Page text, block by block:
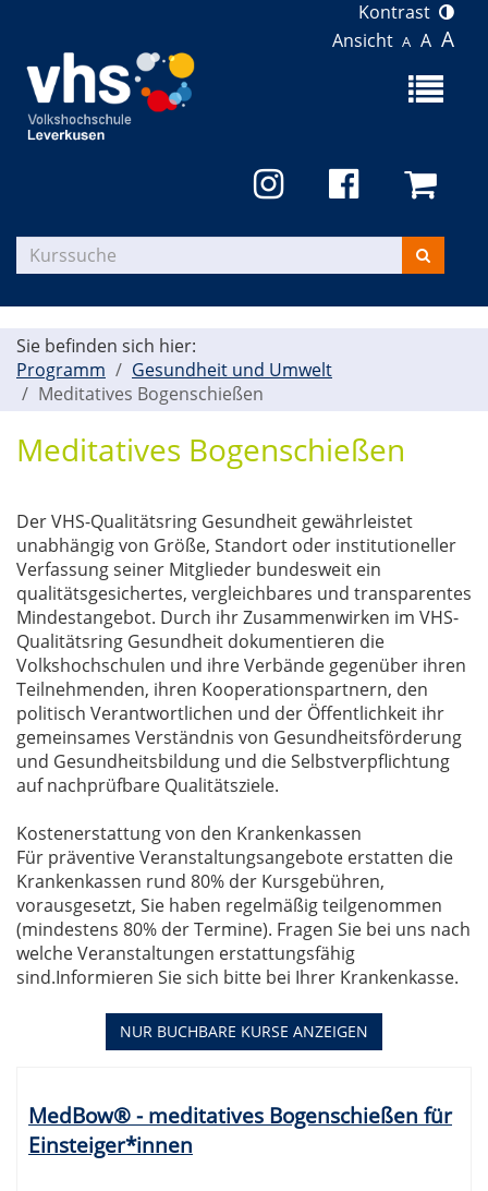
Kontrast
Ansicht A A A
Menü
Kurse
suchen
Sie befinden sich hier:
Programm
Gesundheit und Umwelt
Meditatives Bogenschießen
Meditatives Bogenschießen
Der VHS-Qualitätsring Gesundheit gewährleistet
unabhängig von Größe, Standort oder institutioneller
Verfassung seiner Mitglieder bundesweit ein
qualitätsgesichertes, vergleichbares und transparentes
Mindestangebot. Durch ihr Zusammenwirken im VHS-
Qualitätsring Gesundheit dokumentieren die
Volkshochschulen und ihre Verbände gegenüber ihren
Teilnehmenden, ihren Kooperationspartnern, den
politisch Verantwortlichen und der Öffentlichkeit ihr
gemeinsames Verständnis von Gesundheitsförderung
und Gesundheitsbildung und die Selbstverpflichtung
auf nachprüfbare Qualitätsziele.
Kostenerstattung von den Krankenkassen
Für präventive Veranstaltungsangebote erstatten die
Krankenkassen rund 80% der Kursgebühren,
vorausgesetzt, Sie haben regelmäßig teilgenommen
(mindestens 80% der Termine). Fragen Sie bei uns nach
welche Veranstaltungen erstattungsfähig
sind.Informieren Sie sich bitte bei Ihrer Krankenkasse.
NUR BUCHBARE KURSE ANZEIGEN
Tabellenüberschriften
können
sortiert
MedBow® - meditatives Bogenschießen für
Einsteiger*innen